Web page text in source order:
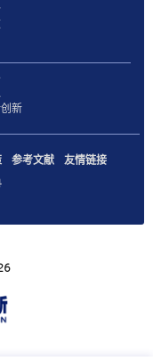
创新
参考文献
友情链接